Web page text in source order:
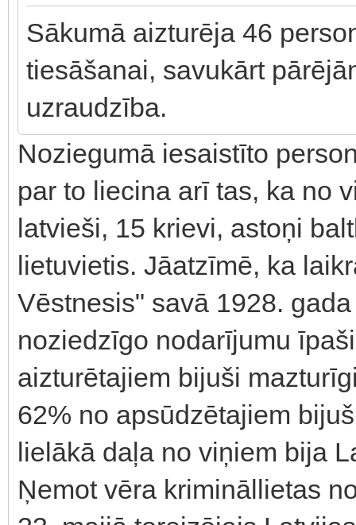
Sākumā aizturēja 46
tiesāšanai, savukārt
uzraudzība.
Noziegumā iesaistīto
par to liecina arī tas, ka no
latvieši, 15 krievi, astoņi
lietuvietis. Jāatzīmē, ka
Vēstnesis" savā 1928.
noziedzīgo nodarījumu
aizturētajiem bijuši
62% no apsūdzētajiem
lielākā daļa no viņiem bija
Ņemot vēra krimināllietas